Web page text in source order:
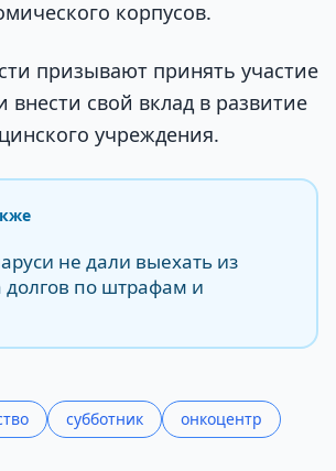
корпусов.
призывают принять участие
внести свой вклад в развитие
учреждения.
не дали выехать из
долгов по штрафам и
субботник онкоцентр